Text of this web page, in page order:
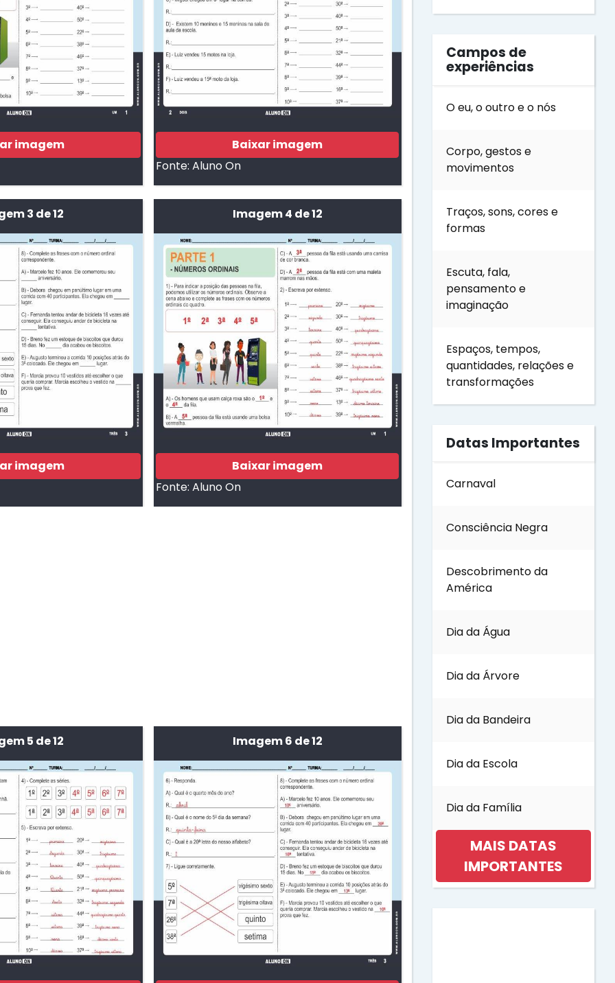
imagem
Baixar imagem
Fonte:Aluno On
3 de 12
imagem
Imagem 4 de 12
Baixar imagem
Fonte:Aluno On
5 de 12 Imagem 6 de 12
Campos de
experiências
O eu, o outro e o nós
Corpo, gestos e
movimentos
Traços, sons, cores e
formas
Escuta, fala,
pensamento e
imaginação
Espaços, tempos,
quantidades, relações e
transformações
Datas Importantes
Carnaval
Consciência Negra
Descobrimento da
América
Dia da Água
Dia da Árvore
Dia da Bandeira
Dia da Escola
Dia da Família
MAIS DATAS
IMPORTANTES